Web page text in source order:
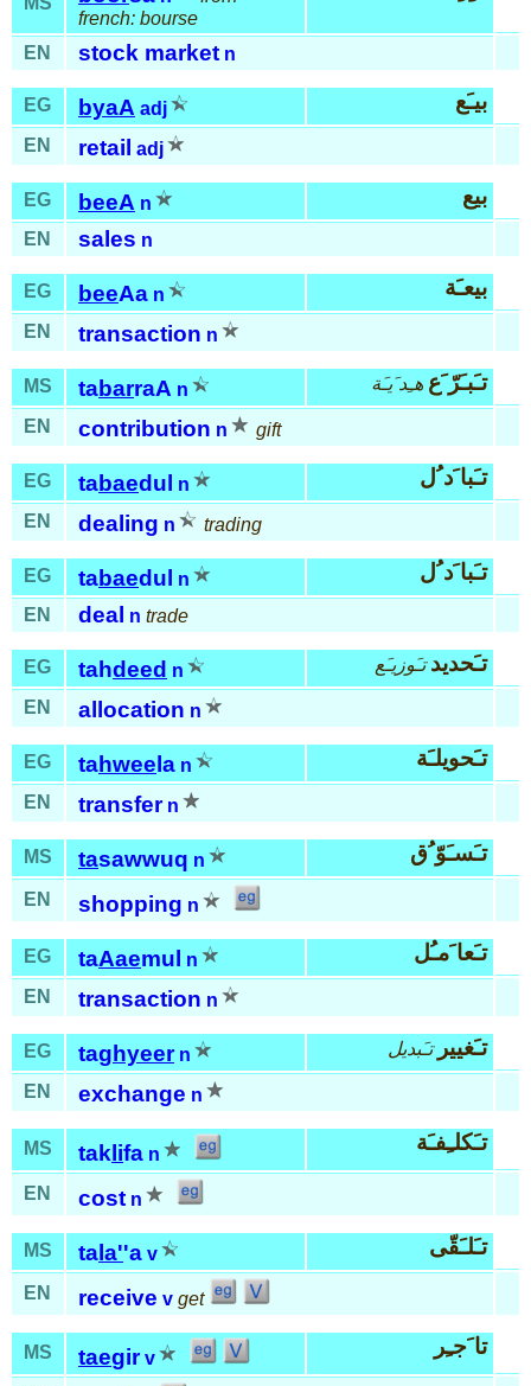
french: bourse
EN stock market n
EG byaA adj بيـَع
EN retail adj
EG beeA n بيع
EN sales n
EG beeAa n بيعـَة
EN transaction n
MS tabarraA n تـَبـَرّ َع هـِد َيـَة
EN contribution n gift
EG tabaedul n تـَبا َد ُل
EN dealing n trading
EG tabaedul n تـَبا َد ُل
EN deal n trade
EG tahdeed n تـَحديد تـَوزيـَع
EN allocation n
EG tahwee la n تـَحويلـَة
EN transfer n
MS tasawwuq n تـَسـَوّ ُق
EN shopping n
EG taAaemul n تـَعا َمـُل
EN transaction n
EG taghyeer n تـَغيير تـَبديل
EN exchange n
MS tak lifa n تـَكلـِفـَة
EN cost n
MS ta la''a v تـَلـَقّى
EN receive v get
MS taegir v تا َجـِر